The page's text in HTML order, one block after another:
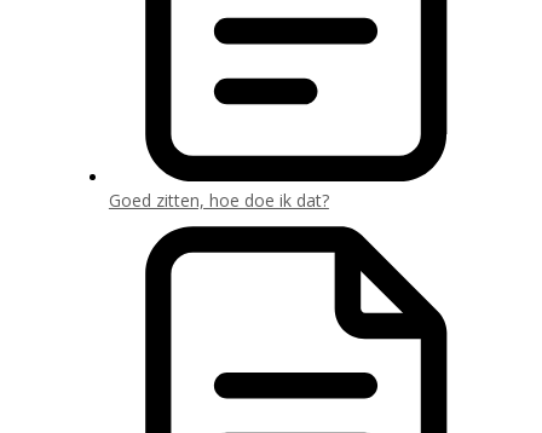
Goed zitten, hoe doe ik dat?